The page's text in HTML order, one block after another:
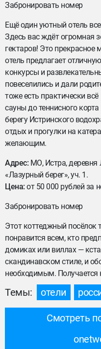
Забронировать номер
Ещё один уютный отель
Здесь вас ждёт огромная
гектаров! Это прекрасное
отель предлагает
конкурсы и
повеселились и дали
тоже есть практически
сауны до теннисного
берегу Истринского
отдых и прогулки на
желающим.
Адрес: МО, Истра,
«Лазурный берег», уч. 1.
Цена: от 50 000 рублей за
Забронировать номер
Этот коттеджный посёлок
понравится всем, кто
домиках или виллах —
скандинавском стиле, и
необходимым. Получается
Темы: отели
Смотреть